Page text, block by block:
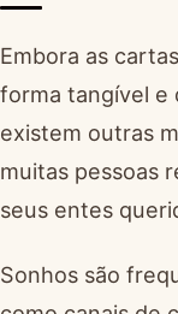
Embora as
forma tangível e
existem outras
muitas pessoas
seus entes
Sonhos são